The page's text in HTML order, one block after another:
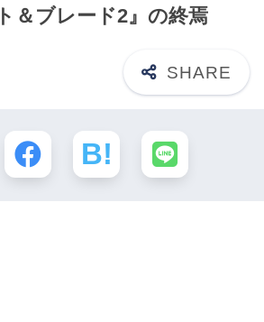
＆ブレード2』の終焉